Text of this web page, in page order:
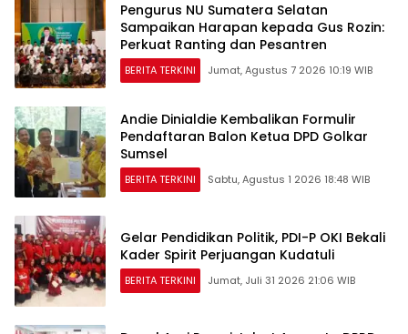
Pengurus NU Sumatera Selatan
Sampaikan Harapan kepada Gus Rozin:
Perkuat Ranting dan Pesantren
BERITA TERKINI Jumat, Agustus 7 2026 10:19 WIB
Andie Dinialdie Kembalikan Formulir
Pendaftaran Balon Ketua DPD Golkar
Sumsel
BERITA TERKINI Sabtu, Agustus 1 2026 18:48 WIB
Gelar Pendidikan Politik, PDI-P OKI Bekali
Kader Spirit Perjuangan Kudatuli
BERITA TERKINI Jumat, Juli 31 2026 21:06 WIB